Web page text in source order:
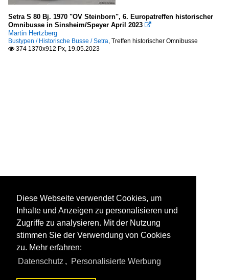
Setra S 80 Bj. 1970 "OV Steinborn", 6. Europatreffen historischer
Omnibusse in Sinsheim/Speyer April 2023 
Martin Hertzberg
Bustypen / Historische Busse / Setra Treffen historischer Omnibusse
 374 1370x912 Px, 19.05.2023
Diese Webseite verwendet Cookies, um
Inhalte und Anzeigen zu personalisieren und
Zugriffe zu analysieren. Mit der Nutzung
stimmen Sie der Verwendung von Cookies
zu. Mehr erfahren:
Datenschutz , Personalisierte Werbung